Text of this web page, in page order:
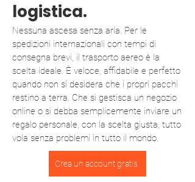
logistica.
Nessuna ascesa senza aria. Per le
spedizioni internazionali con tempi di
consegna brevi, il trasporto aereo è la
scelta ideale. È veloce, affidabile e perfetto
quando non si desidera che i propri pacchi
restino a terra. Che si gestisca un negozio
online o si debba semplicemente inviare un
regalo personale, con la scelta giusta, tutto
vola senza problemi in tutto il mondo.
Crea un account gratis